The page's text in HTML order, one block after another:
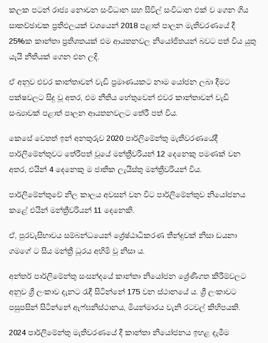
කලක පටන් රාජ්‍ය නොවන සංවිධාන සහ සිවිල් සංවිධාන එක් ව ගෙන ගිය
සාකච්ඡාවක ප්‍රතිඵලයක් වශයෙන් 2018 පළාත් පාලන මැතිවරණයේ දී
25%ක කාන්තා ප්‍රතිශතයක් එම ආයතනවල නියෝජිතයන් බවට පත් විය යුතු
යැයි නීතියක් ගෙන එන ලදි.
ඒ අනුව එවර කාන්තාවන් වැඩි ප්‍රමාණයකට නාම යෝජන ලබා දීමට
පක්ෂවලට සිදු වූ අතර, එම නීතිය හේතුවෙන් එවර කාන්තාවන් වැඩි
සංඛ්‍යාවක් පළාත් පාලන ආයතනවලට තේරී පත් විය.
කෙසේ වෙතත් ඉන් අනතුරුව 2020 පාර්ලිමේන්තු මැතිවරණයේදී
පාර්ලිමේන්තුවට තේරීපත් වූයේ මන්ත්‍රීවරියන් 12 දෙනෙකු පමණක් වන
අතර, එයින් 4 දෙනෙකු ම ජාතික ලැයිස්තු මන්ත්‍රීවරියන් විය.
පාර්ලිමේන්තුවේ නිල කාලය අවසන් වන විට පාර්ලිමේන්තුව නියෝජනය
කළේ එයින් මන්ත්‍රීවරියන් 11 දෙනෙකි.
ඒ, පුරවැසිභාවය සම්බන්ධයෙන් ශ්‍රේෂ්ඨාධිකරණ තීන්දුවක් නිසා ඩයනා
ගමගේ ට සිය මන්ත්‍රී ධූරය අහිමි වූ නිසා ය.
අන්තර් පාර්ලිමේන්තු සංසන්දයේ කාන්තා නියෝජන ශ්‍රේණිගත කිරීම්වලට
අනුව ශ්‍රී ලංකාව දැනට රැඳී සිටින්නේ 175 වන ස්ථානයේ ය. ශ්‍රී ලංකාවට
පසුපසින් සිටින්නේ ඇෆ්ඝනිස්ථානය, මියන්මාරය වැනි රටවල් කිහිපයකි.
2024 පාර්ලිමේන්තු මැතිවරණයේ දී කාන්තා නියෝජනය ඉහළ දැමීම